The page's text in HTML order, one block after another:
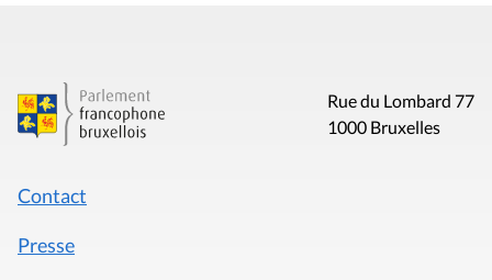
Rue du Lombard 77
1000 Bruxelles
Contact
Presse